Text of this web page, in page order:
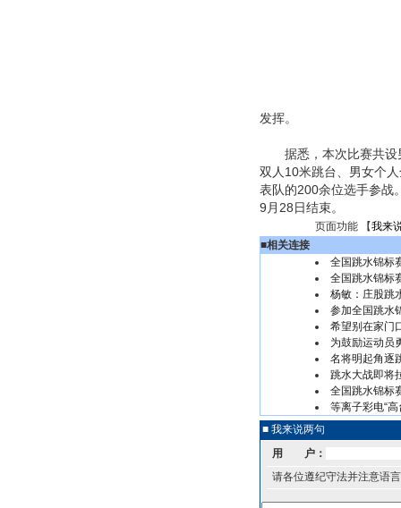
发挥。
据悉，本次比赛共设
双人10米跳台、男女个
表队的200余位选手参战
9月28日结束。
页面功能 【我来
■相关连接
全国跳水锦标
全国跳水锦标
杨敏：庄股跳
参加全国跳水
希望别在家门
为鼓励运动员
名将明起角逐
跳水大战即将
全国跳水锦标
等离子彩电“高
■ 我来说两句
用 户：
请各位遵纪守法并注意语言